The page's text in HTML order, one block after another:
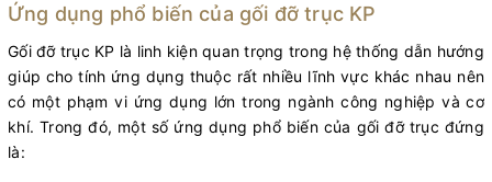
Ứng dụng phổ biến của gối đỡ trục KP
Gối đỡ trục KP là linh kiện quan trọng trong hệ thống dẫn hướng
giúp cho tính ứng dụng thuộc rất nhiều lĩnh vực khác nhau nên
có một phạm vi ứng dụng lớn trong ngành công nghiệp và cơ
khí. Trong đó, một số ứng dụng phổ biến của gối đỡ trục đứng
là: